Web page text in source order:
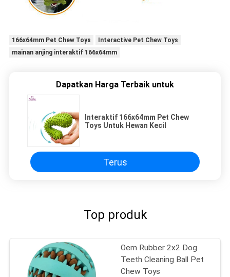
166x64mm Pet Chew Toys
Interactive Pet Chew Toys
mainan anjing interaktif 166x64mm
Dapatkan Harga Terbaik untuk
Interaktif 166x64mm Pet Chew
Toys Untuk Hewan Kecil
Terus
Top produk
Oem Rubber 2x2 Dog
Teeth Cleaning Ball Pet
Chew Toys